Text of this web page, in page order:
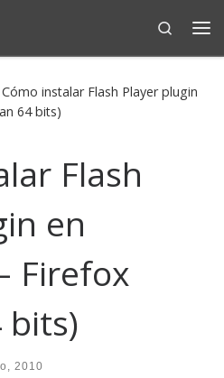
Search
Cómo instalar Flash Player plugin
64 bits)
Flash
en
Firefox
bits)
2010